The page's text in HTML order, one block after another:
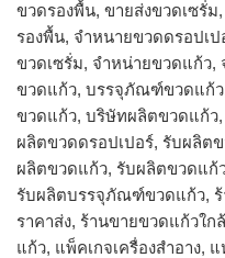
ขวดรองพื้น, ขายส่งขวดเซรั่
รองพื้น, จำหนายขวดดรอปเ
ขวดเซรั่ม, จำหน่ายขวดแก้ว,
ขวดแก้ว, บรรจุภัณฑ์ขวดแก้ว
ขวดแก้ว, บริษัทผลิตขวดแก้ว
ผลิตขวดดรอปเปอร์, รับผลิต
ผลิตขวดแก้ว, รับผลิตขวดแก้
รับผลิตบรรจุภัณฑ์ขวดแก้ว,
ราคาส่ง, ร้านขายขวดแก้วใ
แก้ว, แพ็คเกจเครื่องสำอาง,